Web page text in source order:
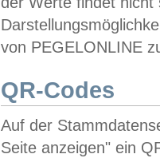
von PEGELONLINE
QR-Codes
Auf der
Seite anzeigen" ein